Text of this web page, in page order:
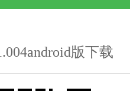
版下载